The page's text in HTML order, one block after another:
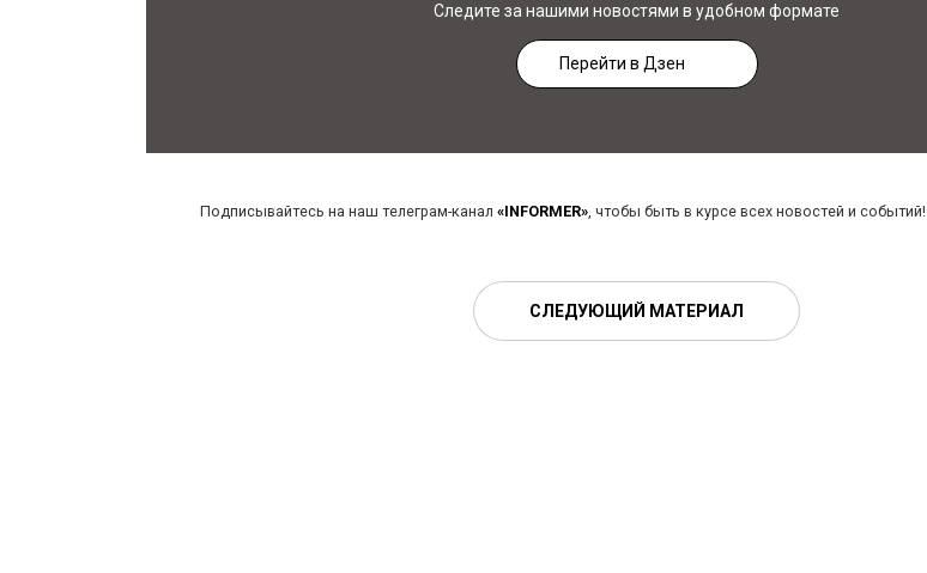
Следите за нашими новостями в удобном формате
Перейти в Дзен
Подписывайтесь на наш телеграм-канал «INFORMER», чтобы быть в курсе всех новостей и событий!
СЛЕДУЮЩИЙ МАТЕРИАЛ